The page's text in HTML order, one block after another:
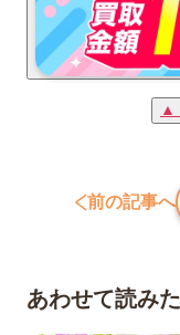
▲
前の記事へ
あわせて読み